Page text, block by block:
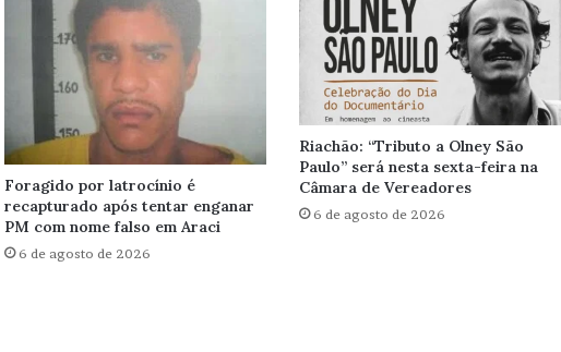
Foragido por latrocínio é
recapturado após tentar enganar
PM com nome falso em Araci
6 de agosto de 2026
Riachão: “Tributo a Olney São
Paulo” será nesta sexta-feira na
Câmara de Vereadores
6 de agosto de 2026